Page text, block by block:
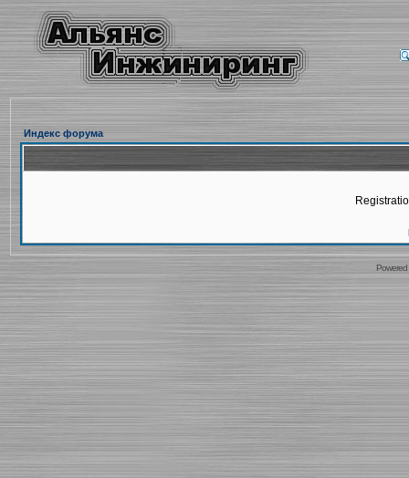
Индекс форума